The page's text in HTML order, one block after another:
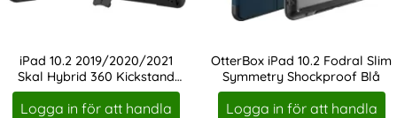
iPad 10.2 2019/2020/2021
Skal Hybrid 360 Kickstand
Svart
Art. nr 219943
Logga in för att handla
OtterBox iPad 10.2 Fodral Slim
Symmetry Shockproof Blå
Art. nr 227743
Logga in för att handla